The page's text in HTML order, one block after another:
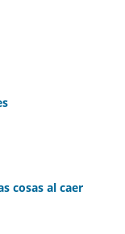
cosas al caer